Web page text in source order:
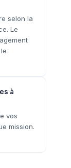
selon la
Le
à
vos
mission.